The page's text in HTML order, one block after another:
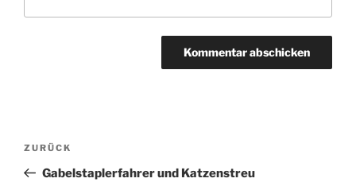
Beitragsnavigation
Vorheriger
Beitrag
ZURÜCK
Gabelstaplerfahrer und Katzenstreu